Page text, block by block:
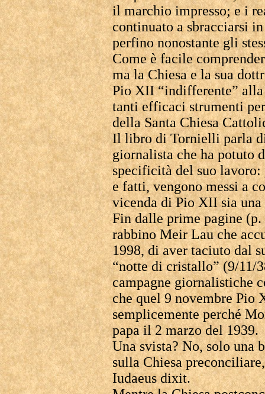
il marchio impresso; e i
continuato a sbracciarsi
perfino nonostante gli
Come è facile
ma la Chiesa e la sua
Pio XII “indifferente”
tanti efficaci strumenti
della Santa Chiesa
Il libro di Tornielli parla
giornalista che ha potuto
specificità del suo
e fatti, vengono messi a
vicenda di Pio XII sia
Fin dalle prime pagine
rabbino Meir Lau che
1998, di aver taciuto dal
“notte di cristallo” (9/11/
campagne giornalistiche
che quel 9 novembre Pio
semplicemente perché
papa il 2 marzo del 1939.
Una svista? No, solo una
sulla Chiesa
Iudaeus dixit.